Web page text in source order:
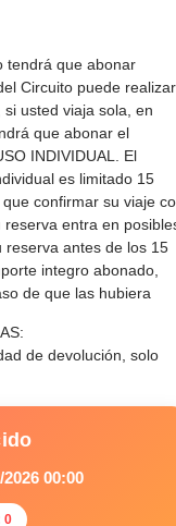
tendrá que abonar
Circuito puede realizar
usted viaja sola, en
que abonar el
INDIVIDUAL. El
es limitado 15
confirmar su viaje
entra en
reserva antes de los 15
integro abonado,
de que las hubiera
de devolución, solo
2026 00:00
0